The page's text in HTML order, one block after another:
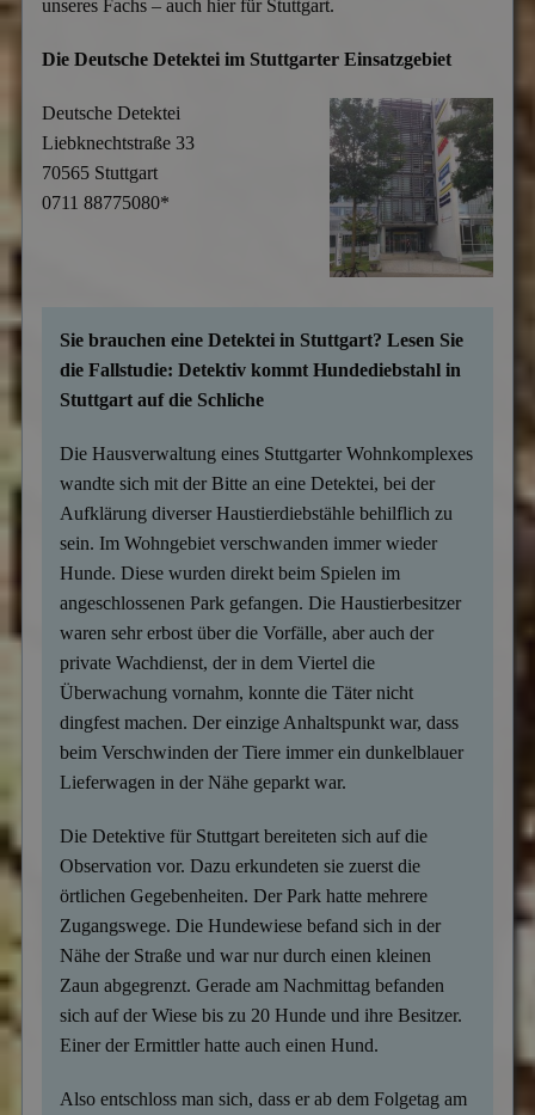
unseres Fachs – auch hier für Stuttgart.
Die Deutsche Detektei im Stuttgarter Einsatzgebiet
Deutsche Detektei
Liebknechtstraße 33
70565 Stuttgart
0711 88775080*
Sie brauchen eine Detektei in Stuttgart? Lesen Sie
die Fallstudie: Detektiv kommt Hundediebstahl in
Stuttgart auf die Schliche
Die Hausverwaltung eines Stuttgarter Wohnkomplexes
wandte sich mit der Bitte an eine Detektei, bei der
Aufklärung diverser Haustierdiebstähle behilflich zu
sein. Im Wohngebiet verschwanden immer wieder
Hunde. Diese wurden direkt beim Spielen im
angeschlossenen Park gefangen. Die Haustierbesitzer
waren sehr erbost über die Vorfälle, aber auch der
private Wachdienst, der in dem Viertel die
Überwachung vornahm, konnte die Täter nicht
dingfest machen. Der einzige Anhaltspunkt war, dass
beim Verschwinden der Tiere immer ein dunkelblauer
Lieferwagen in der Nähe geparkt war.
Die Detektive für Stuttgart bereiteten sich auf die
Observation vor. Dazu erkundeten sie zuerst die
örtlichen Gegebenheiten. Der Park hatte mehrere
Zugangswege. Die Hundewiese befand sich in der
Nähe der Straße und war nur durch einen kleinen
Zaun abgegrenzt. Gerade am Nachmittag befanden
sich auf der Wiese bis zu 20 Hunde und ihre Besitzer.
Einer der Ermittler hatte auch einen Hund.
Also entschloss man sich, dass er ab dem Folgetag am